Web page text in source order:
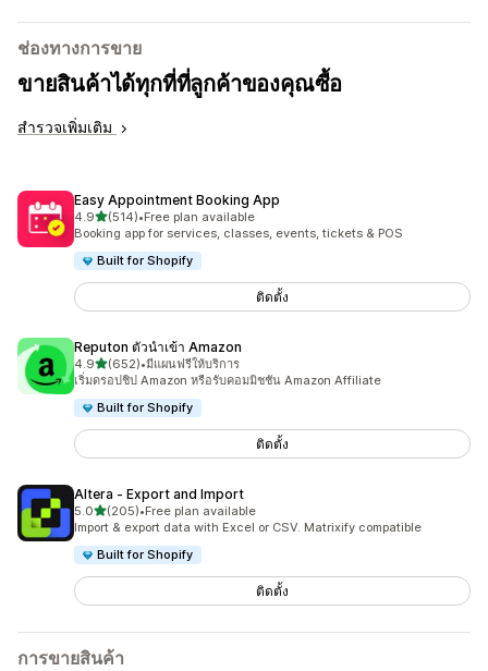
ช่องทางการขาย
ขายสินค้าได้ทุกที่ที่ลูกค้าของคุณซื้อ
สำรวจเพิ่มเติม
Easy Appointment Booking App
4.9เต็ม 5 ดาว
(514)
ทั้งหมด 514 รีวิว
•Free plan available
Booking app for services, classes, events, tickets & POS
Built for Shopify
ติดตั้ง
Reputon ตัวนำเข้า Amazon
4.9เต็ม 5 ดาว
(652)
ทั้งหมด 652 รีวิว
•มีแผนฟรีให้บริการ
เริ่มดรอปชิป Amazon หรือรับคอมมิชชัน Amazon Affiliate
Built for Shopify
ติดตั้ง
Altera ‑ Export and Import
5.0เต็ม 5 ดาว
(205)
ทั้งหมด 205 รีวิว
•Free plan available
Import & export data with Excel or CSV. Matrixify compatible
Built for Shopify
ติดตั้ง
การขายสินค้า